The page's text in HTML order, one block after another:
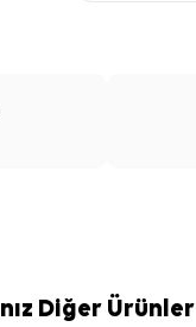
Diğer Ürünler